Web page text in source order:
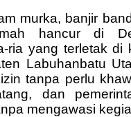
murka, banjir
hancur di
ria yang terletak di
Labuhanbatu
tanpa perlu
dan
mengawasi